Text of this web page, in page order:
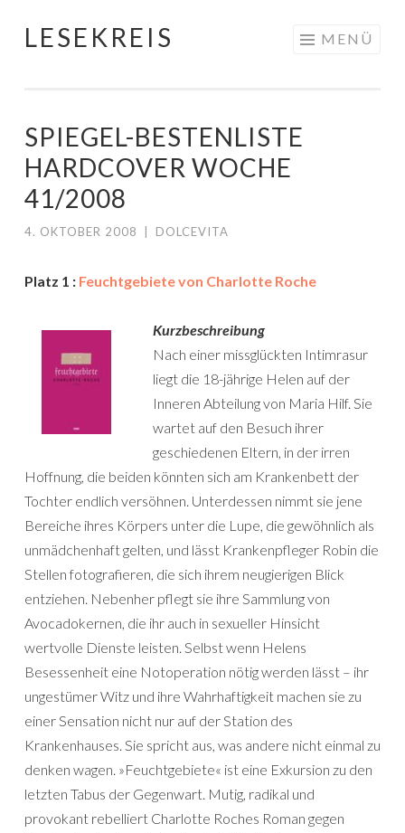
Springe
LESEKREIS MENÜ
SPIEGEL-BESTENLISTE
HARDCOVER WOCHE
41/2008
4. OKTOBER 2008 DOLCEVITA
Platz 1 : Feuchtgebiete von Charlotte Roche
Kurzbeschreibung
Nach einer missglückten Intimrasur
liegt die 18-jährige Helen auf der
Inneren Abteilung von Maria Hilf. Sie
wartet auf den Besuch ihrer
geschiedenen Eltern, in der irren
Hoffnung, die beiden könnten sich am Krankenbett der
Tochter endlich versöhnen. Unterdessen nimmt sie jene
Bereiche ihres Körpers unter die Lupe, die gewöhnlich als
unmädchenhaft gelten, und lässt Krankenpfleger Robin die
Stellen fotografieren, die sich ihrem neugierigen Blick
entziehen. Nebenher pflegt sie ihre Sammlung von
Avocadokernen, die ihr auch in sexueller Hinsicht
wertvolle Dienste leisten. Selbst wenn Helens
Besessenheit eine Notoperation nötig werden lässt – ihr
ungestümer Witz und ihre Wahrhaftigkeit machen sie zu
einer Sensation nicht nur auf der Station des
Krankenhauses. Sie spricht aus, was andere nicht einmal zu
denken wagen. »Feuchtgebiete« ist eine Exkursion zu den
letzten Tabus der Gegenwart. Mutig, radikal und
provokant rebelliert Charlotte Roches Roman gegen